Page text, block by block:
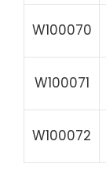
W100070
W100071
W100072